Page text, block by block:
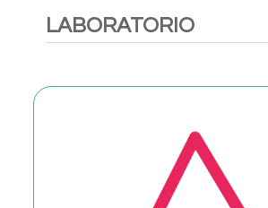
LABORATORIO